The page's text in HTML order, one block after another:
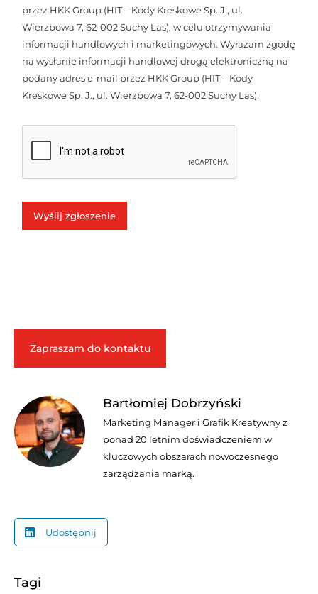
przez HKK Group (HIT – Kody Kreskowe Sp. J., ul.
Wierzbowa 7, 62-002 Suchy Las). w celu otrzymywania
informacji handlowych i marketingowych. Wyrażam zgodę
na wysłanie informacji handlowej drogą elektroniczną na
podany adres e-mail przez HKK Group (HIT – Kody
Kreskowe Sp. J., ul. Wierzbowa 7, 62-002 Suchy Las).
Wyślij zgłoszenie
Zapraszam do kontaktu
Bartłomiej Dobrzyński
Marketing Manager i Grafik Kreatywny z
ponad 20 letnim doświadczeniem w
kluczowych obszarach nowoczesnego
zarządzania marką.
Udostępnij
Tagi